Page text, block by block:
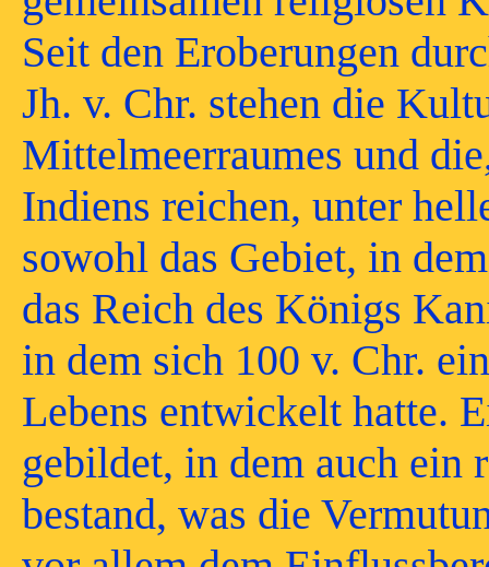
Seit den Eroberungen
Jh. v. Chr. stehen die
Mittelmeerraumes und
Indiens reichen, unter
sowohl das Gebiet, in
das Reich des Königs
in dem sich 100 v. Chr.
Lebens entwickelt hatte.
gebildet, in dem auch ein
bestand, was die